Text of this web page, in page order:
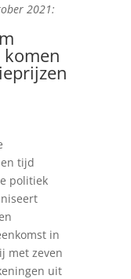
2021:
komen
tijd
politiek
in
met zeven
uit